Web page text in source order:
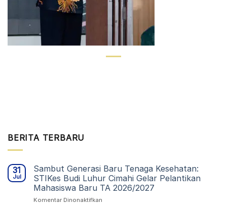
BERITA TERBARU
31
Jul
Sambut Generasi Baru Tenaga Kesehatan:
STIKes Budi Luhur Cimahi Gelar Pelantikan
Mahasiswa Baru TA 2026/2027
Komentar Dinonaktifkan